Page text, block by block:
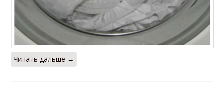
Читать дальше →